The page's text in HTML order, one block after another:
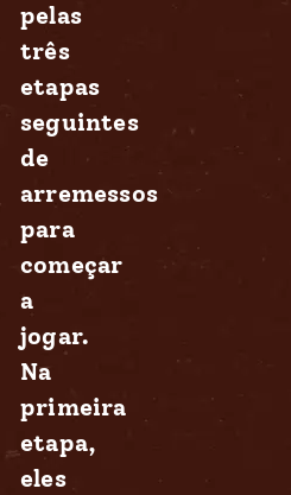
pelas
três
etapas
seguintes
de
arremessos
para
começar
a
jogar.
Na
primeira
etapa,
eles